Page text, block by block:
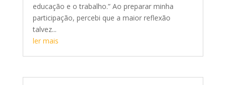
educação e o trabalho.” Ao preparar minha
participação, percebi que a maior reflexão
talvez...
ler mais